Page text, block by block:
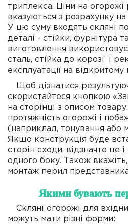
триплекса. Ціни на огорожі
вказуються з розрахунку
У цю суму входять скляні
деталі - стійки, фурнітура
виготовлення
сталь, стійка до корозії і
експлуатації на відкритому
Щоб дізнатися
скористайтеся кнопкою
на сторінці з описом
протяжність огорожі і
(наприклад, тонування або
Якщо конструкція буде
сторін сходи, відзначте це
одного боку. Також
монтаж перил
Якими бувають
Скляні огорожі для
можуть мати різні форми: